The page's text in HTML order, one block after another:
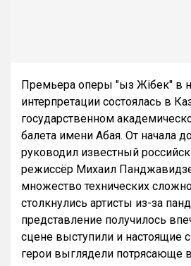
Премьера оперы "Қыз Жібек" в
интерпретации состоялась в
государственном
балета имени Абая. От начала
руководил известный
режиссёр Михаил
множество технических
столкнулись артисты из-за
представление получилось
сцене выступили и настоящие
герои выглядели потрясающе